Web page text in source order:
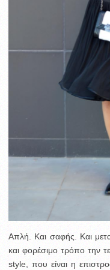
Απλή. Και σαφής. Και
και φορέσιμο τρόπο την
style, που είναι η